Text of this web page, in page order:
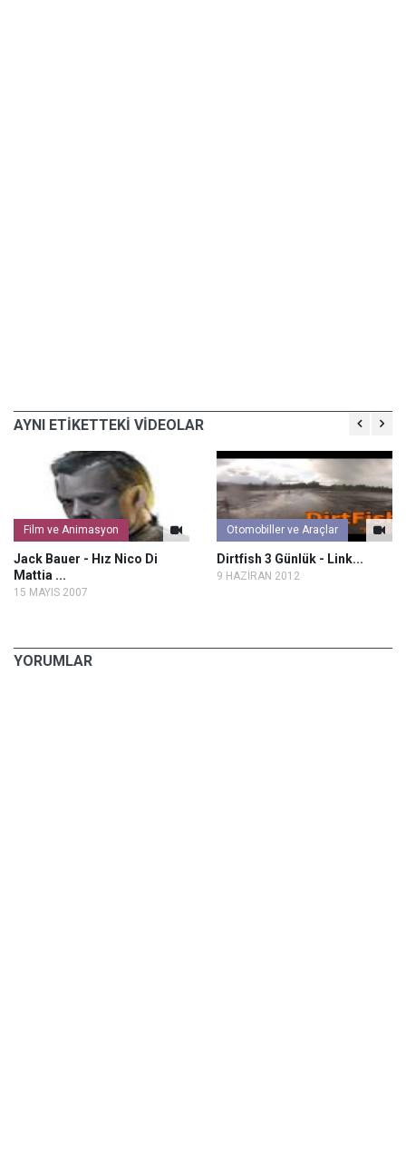
AYNI ETİKETTEKİ VİDEOLAR
Film ve Animasyon
Jack Bauer - Hız Nico Di
Mattia ...
15 MAYIS 2007
Otomobiller ve Araçlar
Dirtfish 3 Günlük - Link...
9 HAZİRAN 2012
YORUMLAR